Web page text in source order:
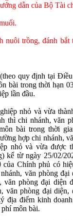
dẫn của Bộ Tài
nuôi trồng, đánh bắt
quy định tại
bài trong thời hạn
lần đầu.
nhỏ và vừa
thì chi nhánh, văn
bài trong thời
hợp chi nhánh,
nhỏ và vừa được
kể từ ngày 25/02/
của Chính phủ có
văn phòng đại
phòng đại diện
văn phòng đại diện,
địa điểm kinh
môn bài.